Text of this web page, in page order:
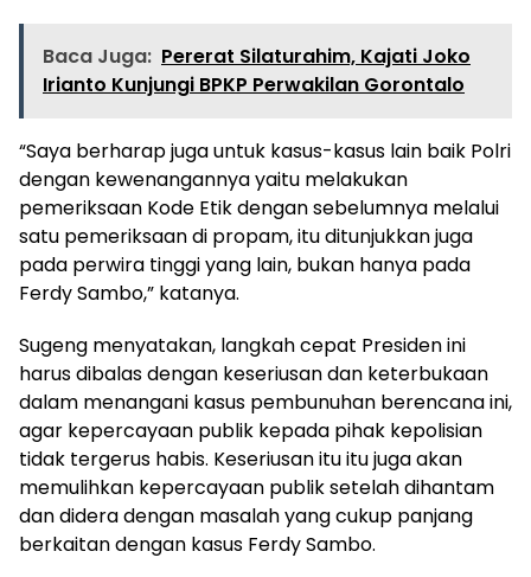
Baca Juga: Pererat Silaturahim, Kajati Joko
Irianto Kunjungi BPKP Perwakilan Gorontalo
“Saya berharap juga untuk kasus-kasus lain baik Polri
dengan kewenangannya yaitu melakukan
pemeriksaan Kode Etik dengan sebelumnya melalui
satu pemeriksaan di propam, itu ditunjukkan juga
pada perwira tinggi yang lain, bukan hanya pada
Ferdy Sambo,” katanya.
Sugeng menyatakan, langkah cepat Presiden ini
harus dibalas dengan keseriusan dan keterbukaan
dalam menangani kasus pembunuhan berencana ini,
agar kepercayaan publik kepada pihak kepolisian
tidak tergerus habis. Keseriusan itu itu juga akan
memulihkan kepercayaan publik setelah dihantam
dan didera dengan masalah yang cukup panjang
berkaitan dengan kasus Ferdy Sambo.